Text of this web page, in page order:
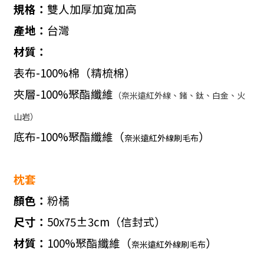
規格： 雙人加厚加寬加高
產地： 台灣
材質：
表布-100%棉（精梳棉）
夾層-100%聚酯纖維 （奈米遠紅外線、鍺、鈦、白金、火
山岩）
底布-100%聚酯纖維（奈米遠紅外線刷毛布）
枕套
顏色： 粉橘
尺寸： 50x75±3cm （信封式）
材質： 100%聚酯纖維（奈米遠紅外線刷毛布）